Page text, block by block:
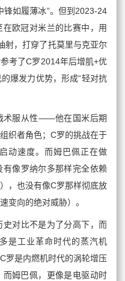
锋如履薄冰”。但到2023-24
欧冠对米兰的比赛中，用
射，打穿了托莫里与克亚尔
考了C罗2014年后增肌+优
爆发力优势，形成“轻对抗
术服从性——他在国米后期
织者角色；C罗的挑战在于
动速度。而姆巴佩正在做
像罗纳尔多那样完全依赖
，也没有像C罗那样彻底放
变向的绝对威胁）。
对比不是为了分高下，而
是工业革命时代的蒸汽机
是内燃机时代的涡轮增压
姆巴佩，更像是电驱动时